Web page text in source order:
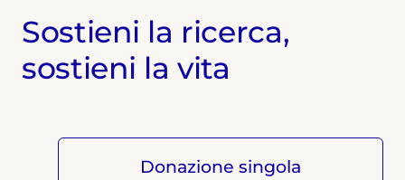
Sostieni la ricerca,
sostieni la vita
Donazione singola